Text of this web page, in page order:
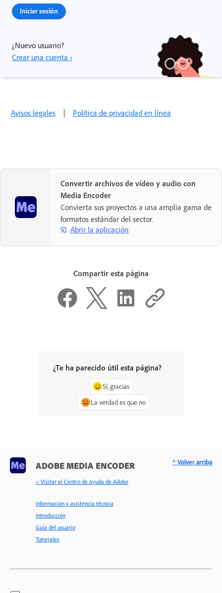
Iniciar sesión
¿Nuevo usuario?
Crear una cuenta ›
Avisos legales | Política de privacidad en línea
Convertir archivos de vídeo y audio con
Media Encoder
Convierta sus proyectos a una amplia gama de
formatos estándar del sector.
Abrir la aplicación
Compartir esta página
¿Te ha parecido útil esta página?
Sí, gracias
La verdad es que no
ADOBE MEDIA ENCODER
< Visitar el Centro de ayuda de Adobe
Información y asistencia técnica
Introducción
Guía del usuario
Tutoriales
^ Volver arriba